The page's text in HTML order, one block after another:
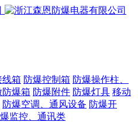
线箱 防爆控制箱 防爆操作柱、
防爆箱 防爆附件 防爆灯具 移动
防爆空调、通风设备 防爆开
监控、通讯类